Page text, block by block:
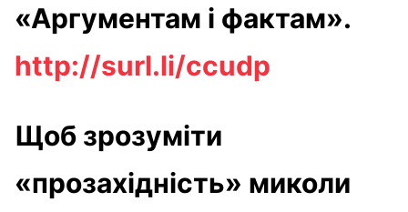
«Аргументам і фактам».
http://surl.li/ccudp
Щоб зрозуміти
«прозахідність» миколи